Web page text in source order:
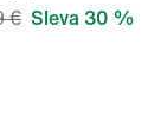
€ Sleva 30 %